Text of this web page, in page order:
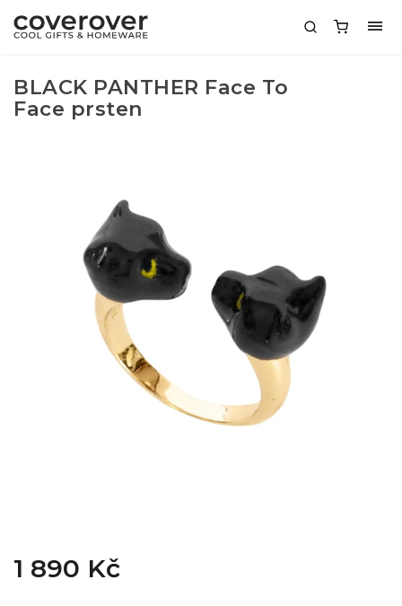
BLACK PANTHER Face To
Face prsten
1 890 Kč